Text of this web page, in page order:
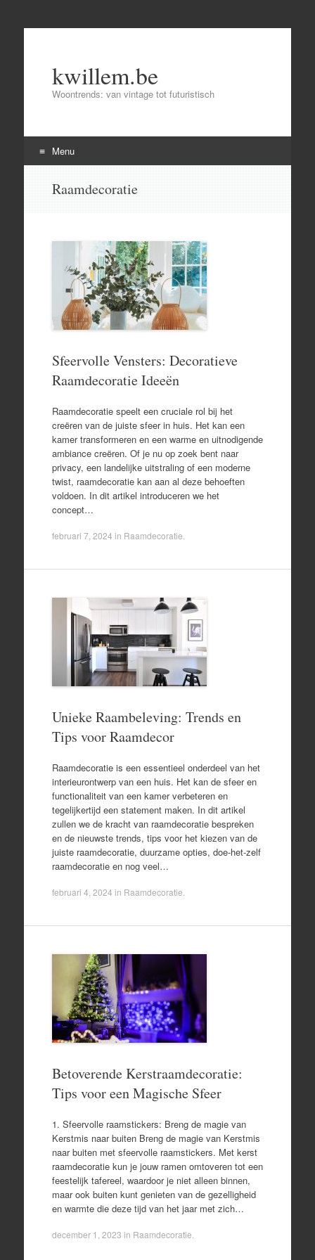
kwillem.be
Woontrends: van vintage tot futuristisch
Menu
Raamdecoratie
Sfeervolle Vensters: Decoratieve
Raamdecoratie Ideeën
Raamdecoratie speelt een cruciale rol bij het
creëren van de juiste sfeer in huis. Het kan een
kamer transformeren en een warme en uitnodigende
ambiance creëren. Of je nu op zoek bent naar
privacy, een landelijke uitstraling of een moderne
twist, raamdecoratie kan aan al deze behoeften
voldoen. In dit artikel introduceren we het
concept…
februari 7, 2024 in Raamdecoratie
Unieke Raambeleving: Trends en
Tips voor Raamdecor
Raamdecoratie is een essentieel onderdeel van het
interieurontwerp van een huis. Het kan de sfeer en
functionaliteit van een kamer verbeteren en
tegelijkertijd een statement maken. In dit artikel
zullen we de kracht van raamdecoratie bespreken
en de nieuwste trends, tips voor het kiezen van de
juiste raamdecoratie, duurzame opties, doe-het-zelf
raamdecoratie en nog veel…
februari 4, 2024 in Raamdecoratie
Betoverende Kerstraamdecoratie:
Tips voor een Magische Sfeer
1. Sfeervolle raamstickers: Breng de magie van
Kerstmis naar buiten Breng de magie van Kerstmis
naar buiten met sfeervolle raamstickers. Met kerst
raamdecoratie kun je jouw ramen omtoveren tot een
feestelijk tafereel, waardoor je niet alleen binnen,
maar ook buiten kunt genieten van de gezelligheid
en warmte die deze tijd van het jaar met zich…
december 1, 2023 in Raamdecoratie